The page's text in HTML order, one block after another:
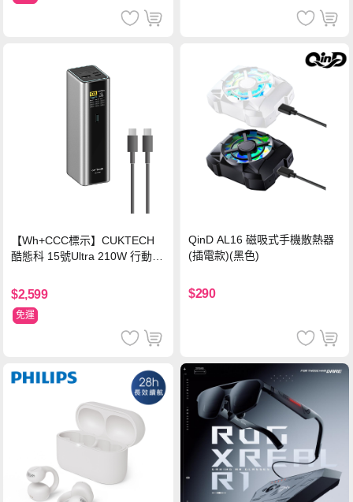
【Wh+CCC標示】CUKTECH
酷態科 15號Ultra 210W 行動電
$2,599
免運
QinD AL16 磁吸式手機散熱器
(插電款)(黑色)
$290